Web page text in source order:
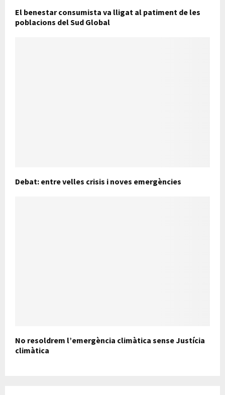
El benestar consumista va lligat al patiment de les
poblacions del Sud Global
Debat: entre velles crisis i noves emergències
No resoldrem l’emergència climàtica sense Justícia
climàtica